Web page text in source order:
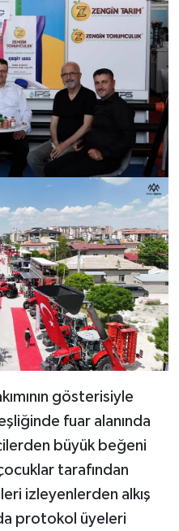
gösterisiyle
fuar alanında
büyük beğeni
tarafından
izleyenlerden alkış
protokol üyeleri